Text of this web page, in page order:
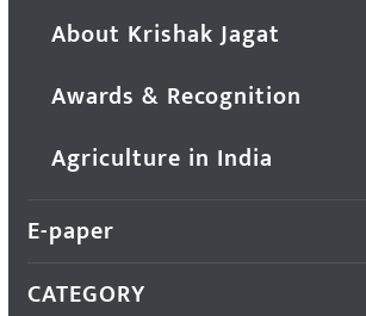
About Krishak Jagat
Awards & Recognition
Agriculture in India
E-paper
CATEGORY